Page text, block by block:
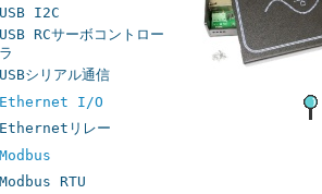
USB I2C
USB RCサーボコントロー
ラ
USBシリアル通信
Ethernet I/O
Ethernetリレー
Modbus
Modbus RTU